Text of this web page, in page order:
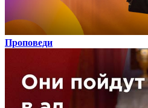
Проповеди